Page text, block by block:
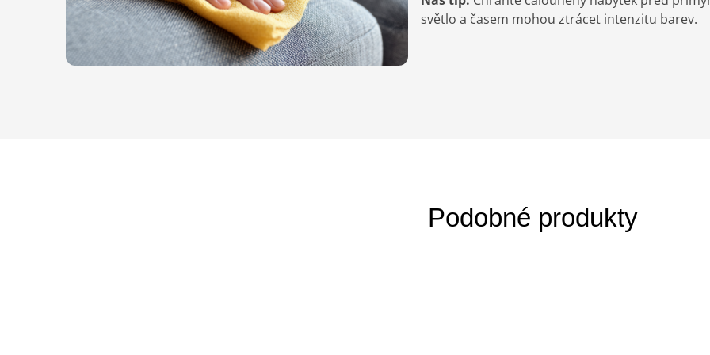
světlo a časem mohou ztrácet intenzitu barev.